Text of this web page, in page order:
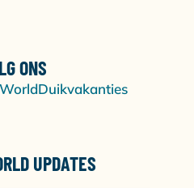
ONS
UPDATES